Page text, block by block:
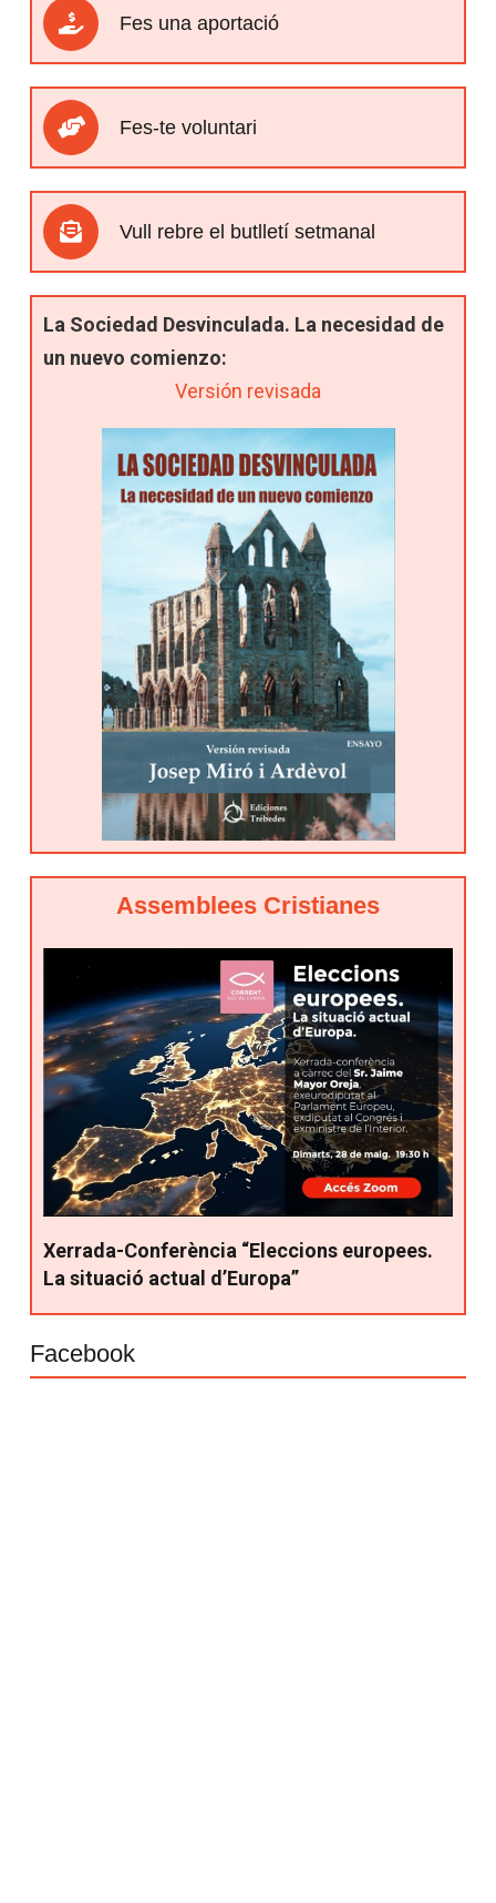
Fes una aportació
Fes-te voluntari
Vull rebre el butlletí setmanal
La Sociedad Desvinculada. La necesidad de
un nuevo comienzo:
Versión revisada
Assemblees Cristianes
Xerrada-Conferència “Eleccions europees.
La situació actual d’Europa”
Facebook